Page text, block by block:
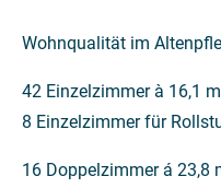
Wohnqualität im
42 Einzelzimmer à 16,1
8 Einzelzimmer für
16 Doppelzimmer á 23,8